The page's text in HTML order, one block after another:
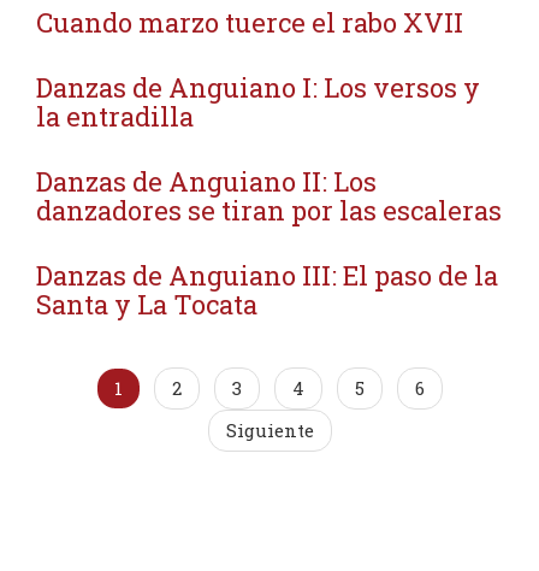
Cuando marzo tuerce el rabo XVII
Danzas de Anguiano I: Los versos y
la entradilla
Danzas de Anguiano II: Los
danzadores se tiran por las escaleras
Danzas de Anguiano III: El paso de la
Santa y La Tocata
1 2 3 4 5
6
Siguiente